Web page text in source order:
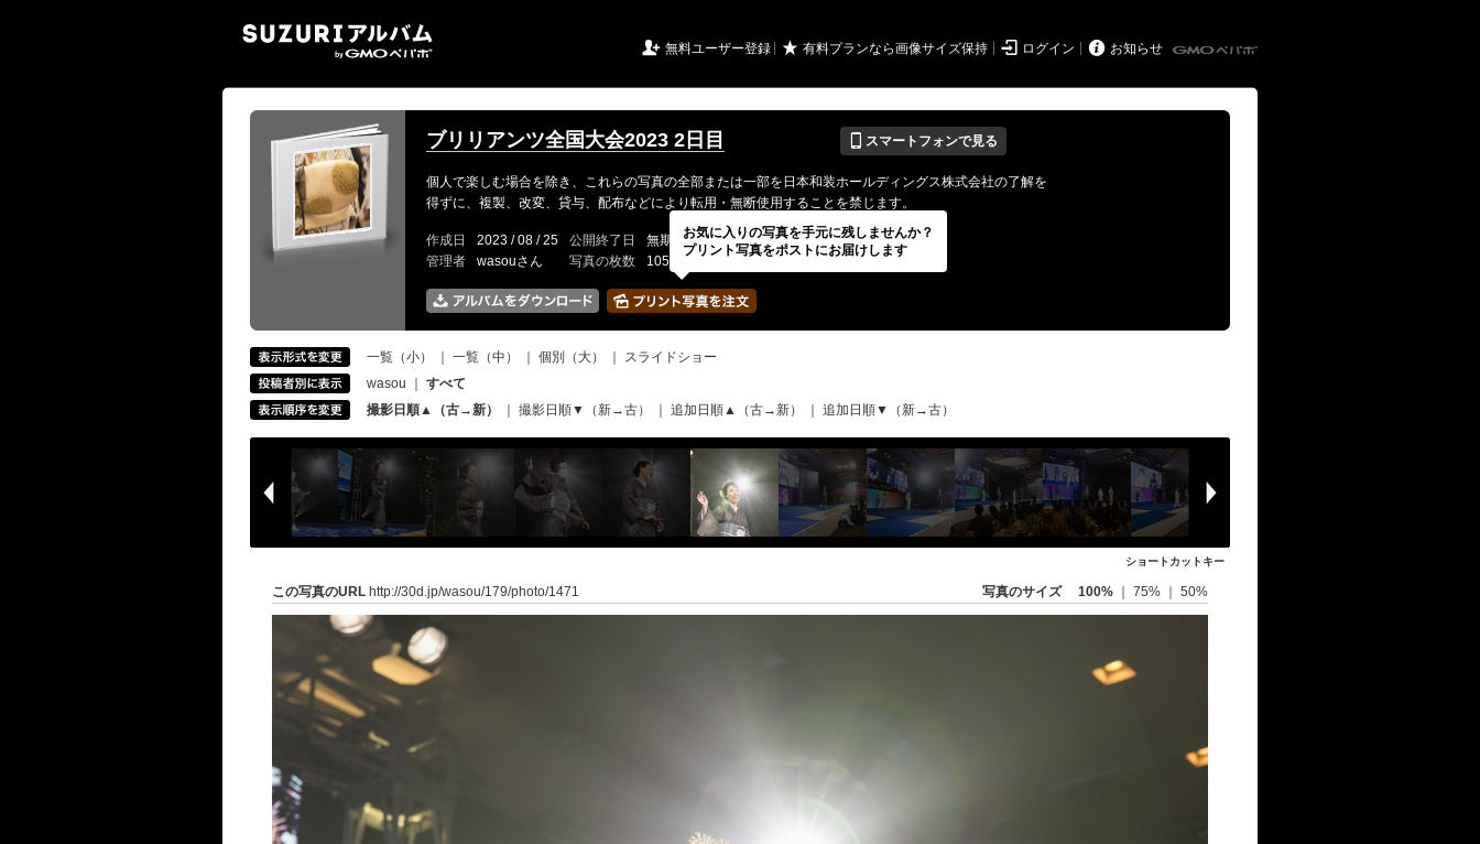
 無料ユーザー登録 ★ 有料プランなら画像サイズ保持  ログイン  お知らせ
ブリリアンツ全国大会2023 2日目 📱 スマートフォンで見る
個人で楽しむ場合を除き、これらの写真の全部または一部を日本和装ホールディングス株式会社の了解を
得ずに、複製、改変、貸与、配布などにより転用・無断使用することを禁じます。
作成日 2023 / 08 / 25 公開終了日 無期限 イベントの期間
---
管理者
wasouさん 写真の枚数 1056 / 2000枚
一覧（小） 一覧（中） 個別（大）
スライドショー
wasou
すべて
撮影日順▲（古→新）
撮影日順▼（新→古） 追加日順▲（古→新） 追加日順▼（新→古）
ショートカットキー
この写真のURL http://30d.jp/wasou/179/photo/1471 写真のサイズ 100% 75% 50%
お気に入りの写真を手元に残しませんか？
プリント写真をポストにお届けします